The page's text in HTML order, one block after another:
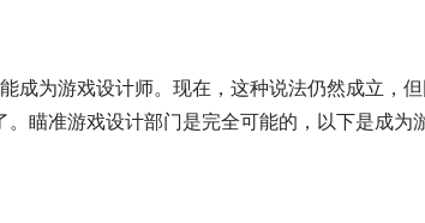
成为游戏设计师。现在，这种说法仍然成立，
瞄准游戏设计部门是完全可能的，以下是成为